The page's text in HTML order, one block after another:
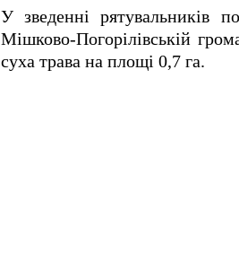
У зведенні рятувальників
Мішково-Погорілівській
суха трава на площі 0,7 га.